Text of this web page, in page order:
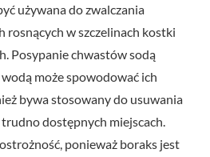
używana do zwalczania
rosnących w szczelinach kostki
Posypanie chwastów sodą
może spowodować ich
bywa stosowany do usuwania
dostępnych miejscach.
ponieważ boraks jest